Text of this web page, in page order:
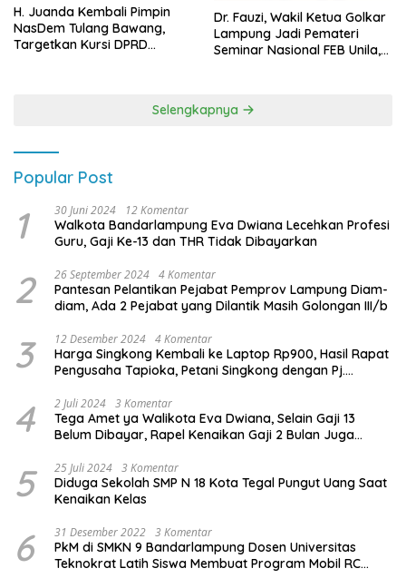
H. Juanda Kembali Pimpin
NasDem Tulang Bawang,
Targetkan Kursi DPRD
Dr. Fauzi, Wakil Ketua Golkar
Lampung Jadi Pemateri
Seminar Nasional FEB Unila,
Selengkapnya
Popular Post
1 30 Juni 2024 12 Komentar
Walkota Bandarlampung Eva Dwiana Lecehkan Profesi
Guru, Gaji Ke-13 dan THR Tidak Dibayarkan
2 26 September 2024 4 Komentar
Pantesan Pelantikan Pejabat Pemprov Lampung Diam-
diam, Ada 2 Pejabat yang Dilantik Masih Golongan III/b
3 12 Desember 2024 4 Komentar
Harga Singkong Kembali ke Laptop Rp900, Hasil Rapat
Pengusaha Tapioka, Petani Singkong dengan Pj.
4 2 Juli 2024 3 Komentar
Tega Amet ya Walikota Eva Dwiana, Selain Gaji 13
Belum Dibayar, Rapel Kenaikan Gaji 2 Bulan Juga
5 25 Juli 2024 3 Komentar
Diduga Sekolah SMP N 18 Kota Tegal Pungut Uang Saat
Kenaikan Kelas
6 31 Desember 2022 3 Komentar
PkM di SMKN 9 Bandarlampung Dosen Universitas
Teknokrat Latih Siswa Membuat Program Mobil RC